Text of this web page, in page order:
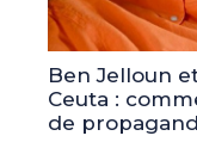
Ben Jelloun
Ceuta :
de